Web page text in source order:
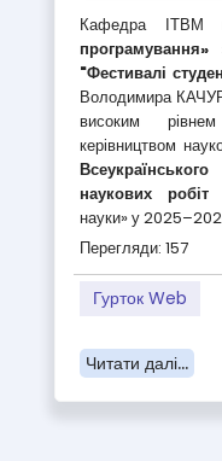
Кафедра ІТВМ
програмування»
"Фестивалі
Володимира
високим
керівництвом
наукових робіт
науки» у
Перегляди: 157
Гурток Web
Читати далі...